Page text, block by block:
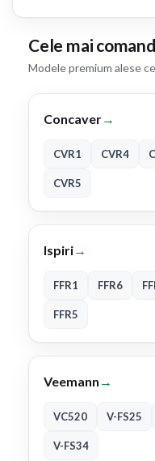
Cele mai
Modele premium alese
Concaver→
CVR1 CVR4
CVR5
Ispiri→
FFR1 FFR6
FFR5
Veemann →
VC520 V-FS25
V-FS34